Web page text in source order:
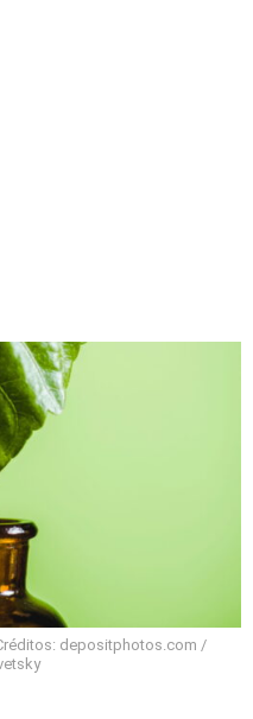
depositphotos.com /